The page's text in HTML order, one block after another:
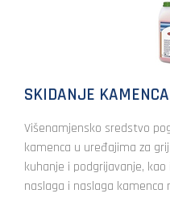
SKIDANJE KAMENCA
Višenamjensko sredstvo
kamenca u uređajima za
kuhanje i podgrijavanje,
naslaga i naslaga kamenca